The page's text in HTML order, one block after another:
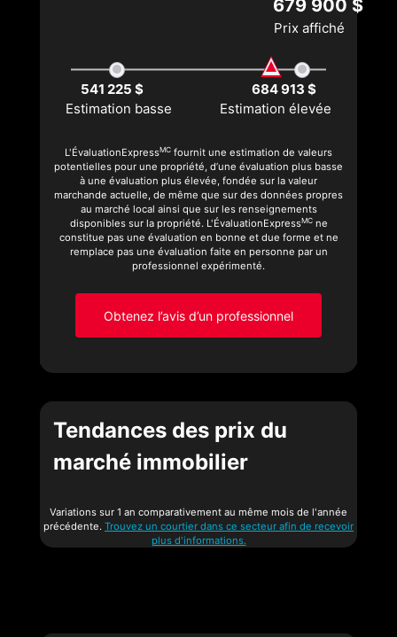
679 900 $
Prix affiché
541 225 $
684 913 $
Estimation basse
Estimation élevée
L'ÉvaluationExpressMC fournit une estimation de valeurs
potentielles pour une propriété, d’une évaluation plus basse
à une évaluation plus élevée, fondée sur la valeur
marchande actuelle, de même que sur des données propres
au marché local ainsi que sur les renseignements
disponibles sur la propriété. L'ÉvaluationExpressMCne
constitue pas une évaluation en bonne et due forme et ne
remplace pas une évaluation faite en personne par un
professionnel expérimenté.
Obtenez l’avis d’un professionnel
Tendances des prix du
marché immobilier
Variations sur 1 an comparativement au même mois de l'année
précédente. Trouvez un courtier dans ce secteur afin de recevoir
plus d'informations.